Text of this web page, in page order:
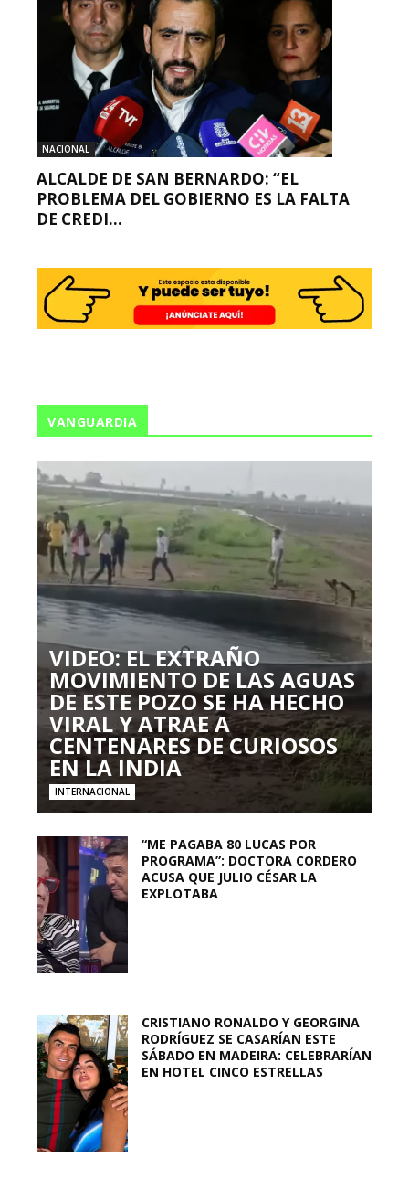
NACIONAL
ALCALDE DE SAN BERNARDO: “EL
PROBLEMA DEL GOBIERNO ES LA FALTA
DE CREDI...
VANGUARDIA
VIDEO: EL EXTRAÑO
MOVIMIENTO DE LAS AGUAS
DE ESTE POZO SE HA HECHO
VIRAL Y ATRAE A
CENTENARES DE CURIOSOS
EN LA INDIA
INTERNACIONAL
“ME PAGABA 80 LUCAS POR
PROGRAMA”: DOCTORA CORDERO
ACUSA QUE JULIO CÉSAR LA
EXPLOTABA
CRISTIANO RONALDO Y GEORGINA
RODRÍGUEZ SE CASARÍAN ESTE
SÁBADO EN MADEIRA: CELEBRARÍAN
EN HOTEL CINCO ESTRELLAS